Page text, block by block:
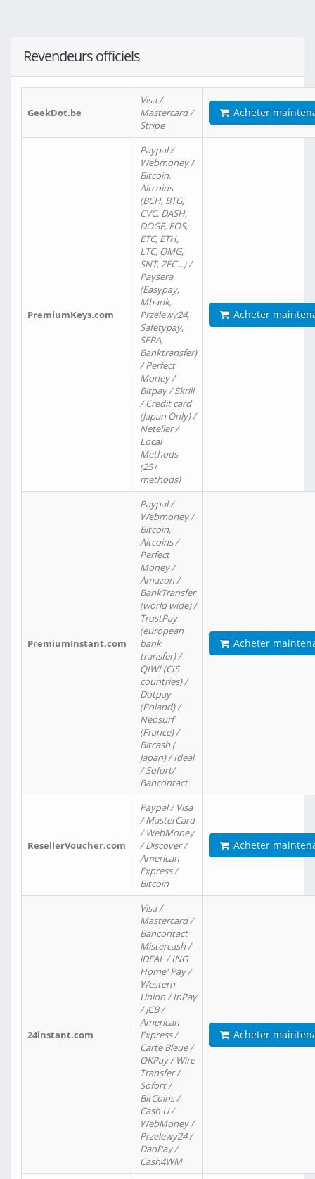
Revendeurs officiels
GeekDot.be
Visa /
Mastercard /
Stripe
Acheter
PremiumKeys.com
Paypal /
Webmoney /
Bitcoin,
Altcoins
(BCH, BTG,
CVC, DASH,
DOGE, EOS,
ETC, ETH,
LTC, OMG,
SNT, ZEC…) /
Paysera
(Easypay,
Mbank,
Przelewy24,
Safetypay,
SEPA,
Banktransfer)
/ Perfect
Money /
Bitpay / Skrill
/ Credit card
(Japan Only) /
Neteller /
Local
Methods
(25+
methods)
Acheter
PremiumInstant.com
Paypal /
Webmoney /
Bitcoin,
Altcoins /
Perfect
Money /
Amazon /
BankTransfer
(world wide) /
TrustPay
(european
bank
transfer) /
QIWI (CIS
countries) /
Dotpay
(Poland) /
Neosurf
(France) /
Bitcash (
Japan) / Ideal
/ Sofort/
Bancontact
Acheter
ResellerVoucher.com
Paypal / Visa
/ MasterCard
/ WebMoney
/ Discover /
American
Express /
Bitcoin
Acheter
24instant.com
Visa /
Mastercard /
Bancontact
Mistercash /
iDEAL / ING
Home' Pay /
Western
Union / InPay
/ JCB /
American
Express /
Carte Bleue /
OKPay / Wire
Transfer /
Sofort /
BitCoins /
Cash U /
WebMoney /
Przelewy24 /
DaoPay /
Cash4WM
Acheter